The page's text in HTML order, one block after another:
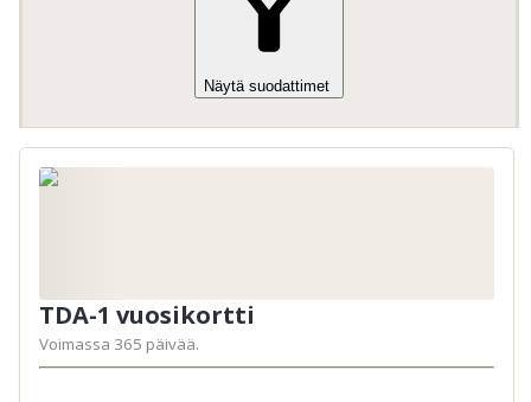
Näytä suodattimet
TDA-1 vuosikortti
Voimassa 365 päivää.